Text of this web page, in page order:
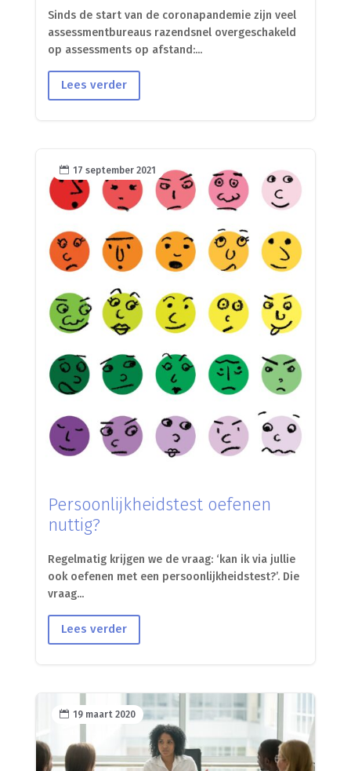
Sinds de start van de coronapandemie zijn veel
assessmentbureaus razendsnel overgeschakeld
op assessments op afstand:...
Lees verder
Persoonlijkheidstest oefenen
nuttig?
Regelmatig krijgen we de vraag: ‘kan ik via jullie
ook oefenen met een persoonlijkheidstest?’. Die
vraag...
Lees verder
 17 september 2021
 19 maart 2020